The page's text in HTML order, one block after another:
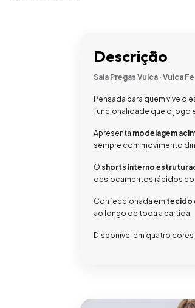
Descrição
Saia Pregas Vulca · Vulca
Pensada para quem vive o
funcionalidade que o jogo
Apresenta modelagem
sempre com movimento
O shorts interno
deslocamentos rápidos
Confeccionada em tecido
ao longo de toda a partida.
Disponível em quatro cores